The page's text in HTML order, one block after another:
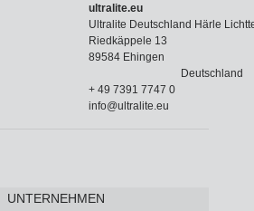
ultralite.eu
Ultralite Deutschland Härle
Riedkäppele 13
89584 Ehingen
Deutschland
+ 49 7391 7747 0
info@ultralite.eu
UNTERNEHMEN